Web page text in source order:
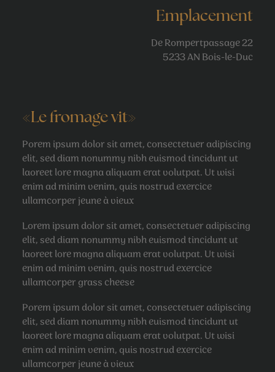
Emplacement
De Rompertpassage 22
5233 AN Bois-le-Duc
«Le fromage vit»
Porem ipsum dolor sit amet, consectetuer adipiscing
elit, sed diam nonummy nibh euismod tincidunt ut
laoreet lore magna aliquam erat volutpat. Ut wisi
enim ad minim venim, quis nostrud exercice
ullamcorper jeune à vieux
Lorem ipsum dolor sit amet, consectetuer adipiscing
elit, sed diam nonummy nibh euismod tincidunt ut
laoreet lore magna aliquam erat volutpat. Ut wisi
enim ad minim venim, quis nostrud exercice
ullamcorper grass cheese
Porem ipsum dolor sit amet, consectetuer adipiscing
elit, sed diam nonummy nibh euismod tincidunt ut
laoreet lore magna aliquam erat volutpat. Ut wisi
enim ad minim venim, quis nostrud exercice
ullamcorper jeune à vieux